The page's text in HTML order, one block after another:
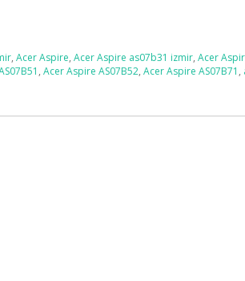
,Acer Aspire,Acer Aspire as07b31 izmir,Acer
,Acer Aspire AS07B52,Acer Aspire AS07B71,